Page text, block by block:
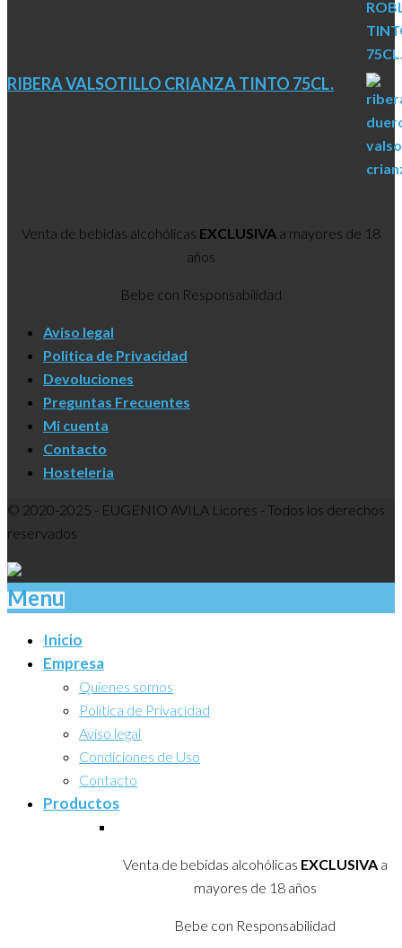
RIBERA VALSOTILLO CRIANZA TINTO 75CL.
Venta de bebidas alcohólicas EXCLUSIVA a mayores de 18
años
Bebe con Responsabilidad
Aviso legal
Politica de Privacidad
Devoluciones
Preguntas Frecuentes
Mi cuenta
Contacto
Hosteleria
© 2020-2025 - EUGENIO AVILA Licores - Todos los derechos
reservados
Menu
Inicio
Empresa
Quienes somos
Politica de Privacidad
Aviso legal
Condiciones de Uso
Contacto
Productos
Venta de bebidas alcohólicas EXCLUSIVAa
mayores de 18 años
Bebe con Responsabilidad